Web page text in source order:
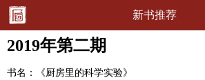
新书推荐
2019年第二期
书名：《厨房里的科学实验》